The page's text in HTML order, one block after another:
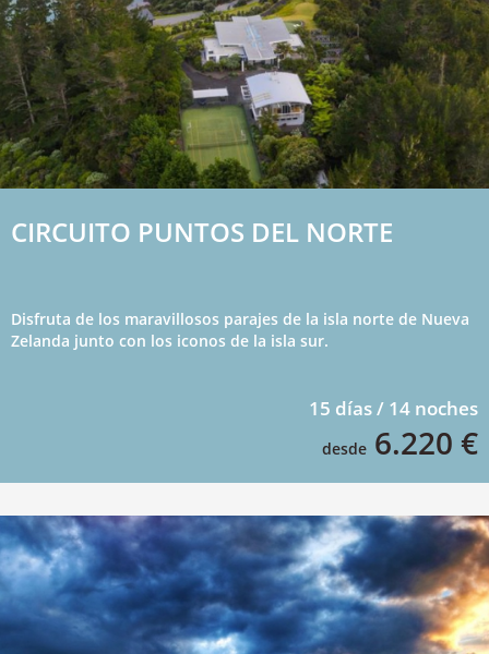
CIRCUITO PUNTOS DEL NORTE
Disfruta de los maravillosos parajes de la isla norte de Nueva
Zelanda junto con los iconos de la isla sur.
15 días / 14 noches
desde 6.220 €